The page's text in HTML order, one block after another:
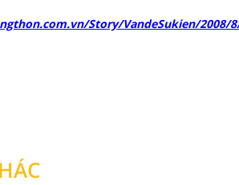
Story/VandeSukien/2008/